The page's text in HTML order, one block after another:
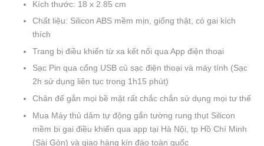
Kích thước: 18 x 2.85 cm
Chất liệu: Silicon ABS mềm mịn, giống thật, có gai kích
thích
Trang bị điều khiển từ xa kết nối qua App điện thoại
Sạc Pin qua cổng USB củ sạc điện thoại và máy tính (Sạc
2h sử dụng liên tục trong 1h15 phút)
Chân đế gắn mọi bề mặt rất chắc chắn sử dụng mọi tư thế
Mua Máy thủ dâm tự động gắn tường rung thụt Silicon
mềm bi gai điều khiển qua app tại Hà Nội, tp Hồ Chí Minh
(Sài Gòn) và giao hàng kín đáo toàn quốc